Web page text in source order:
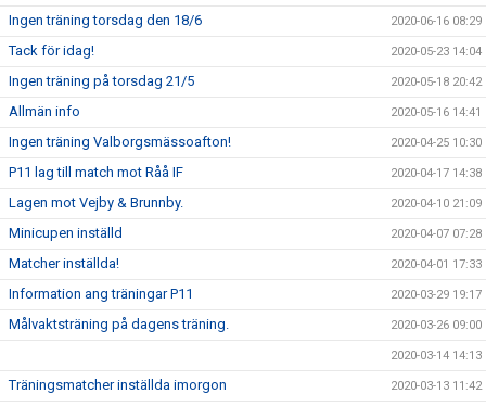
Ingen träning torsdag den 18/6 2020-06-16 08:29
Tack för idag! 2020-05-23 14:04
Ingen träning på torsdag 21/5 2020-05-18 20:42
Allmän info 2020-05-16 14:41
Ingen träning Valborgsmässoafton! 2020-04-25 10:30
P11 lag till match mot Råå IF 2020-04-17 14:38
Lagen mot Vejby & Brunnby. 2020-04-10 21:09
Minicupen inställd 2020-04-07 07:28
Matcher inställda! 2020-04-01 17:33
Information ang träningar P11 2020-03-29 19:17
Målvaktsträning på dagens träning. 2020-03-26 09:00
2020-03-14 14:13
Träningsmatcher inställda imorgon 2020-03-13 11:42